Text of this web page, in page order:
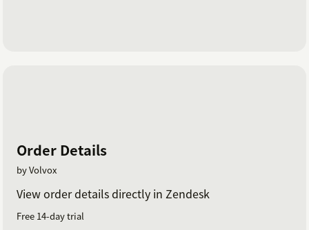
Order Details
by Volvox
View order details directly in Zendesk
Free 14-day trial